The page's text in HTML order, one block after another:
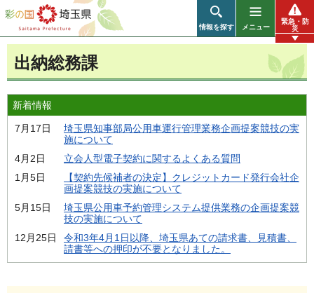
彩の国 埼玉県
情報を探す メニュー
緊急・防
災
出納総務課
新着情報
7月17日
埼玉県知事部局公用車運行管理業務企画提案競技の実
施について
4月2日
立会人型電子契約に関するよくある質問
1月5日
【契約先候補者の決定】クレジットカード発行会社企
画提案競技の実施について
5月15日
埼玉県公用車予約管理システム提供業務の企画提案競
技の実施について
12月25日
令和3年4月1日以降、埼玉県あての請求書、見積書、
請書等への押印が不要となりました。